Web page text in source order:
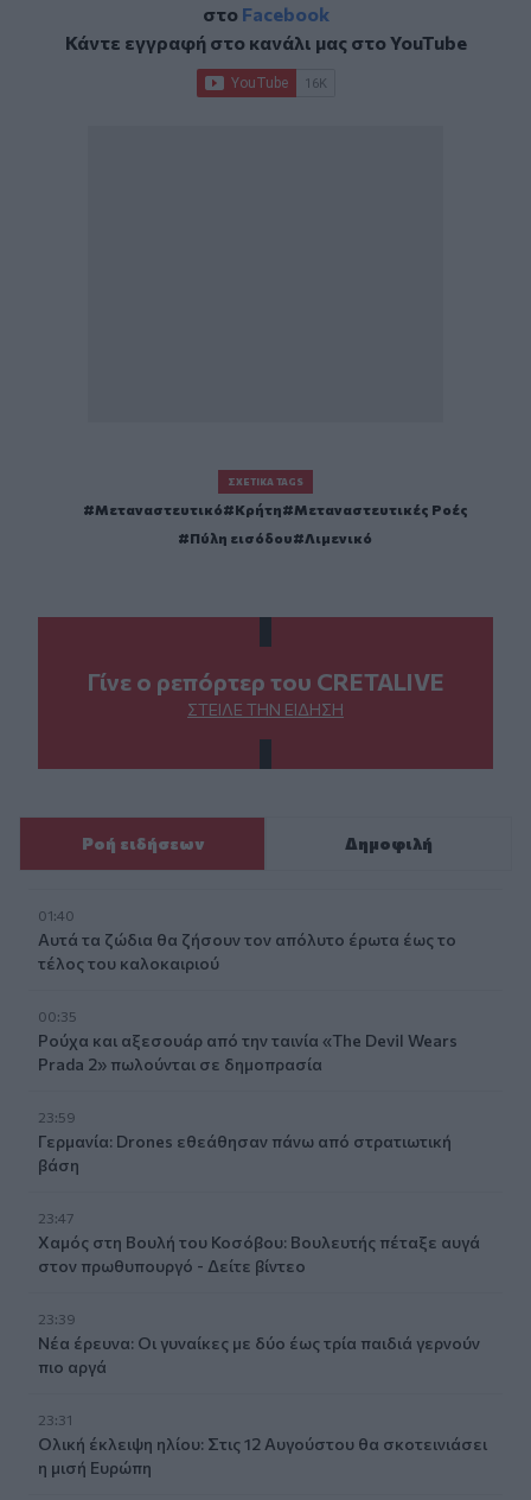
στο Facebook
Κάντε εγγραφή στο κανάλι μας στοYouTube
ΣΧΕΤΙΚΆ TAGS
Μεταναστευτικό Κρήτη
Μεταναστευτικές Ροές
Πύλη εισόδου
Λιμενικό
Γίνε ο ρεπόρτερ του CRETALIVE
ΣΤΕΊΛΕ ΤΗΝ ΕΊΔΗΣΗ
Ροή ειδήσεων Δημοφιλή
01:40
Αυτά τα ζώδια θα ζήσουν τον απόλυτο έρωτα έως το
τέλος του καλοκαιριού
00:35
Ρούχα και αξεσουάρ από την ταινία «The Devil Wears
Prada 2» πωλούνται σε δημοπρασία
23:59
Γερμανία: Drones εθεάθησαν πάνω από στρατιωτική
βάση
23:47
Χαμός στη Βουλή του Κοσόβου: Βουλευτής πέταξε αυγά
στον πρωθυπουργό - Δείτε βίντεο
23:39
Νέα έρευνα: Οι γυναίκες με δύο έως τρία παιδιά γερνούν
πιο αργά
23:31
Ολική έκλειψη ηλίου: Στις 12 Αυγούστου θα σκοτεινιάσει
η μισή Ευρώπη